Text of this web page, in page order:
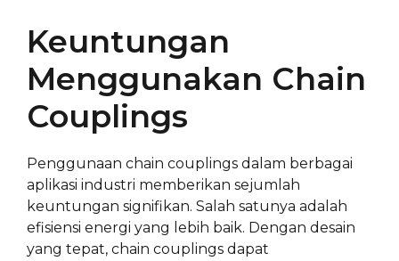
Keuntungan
Menggunakan Chain
Couplings
Penggunaan chain couplings dalam berbagai
aplikasi industri memberikan sejumlah
keuntungan signifikan. Salah satunya adalah
efisiensi energi yang lebih baik. Dengan desain
yang tepat, chain couplings dapat